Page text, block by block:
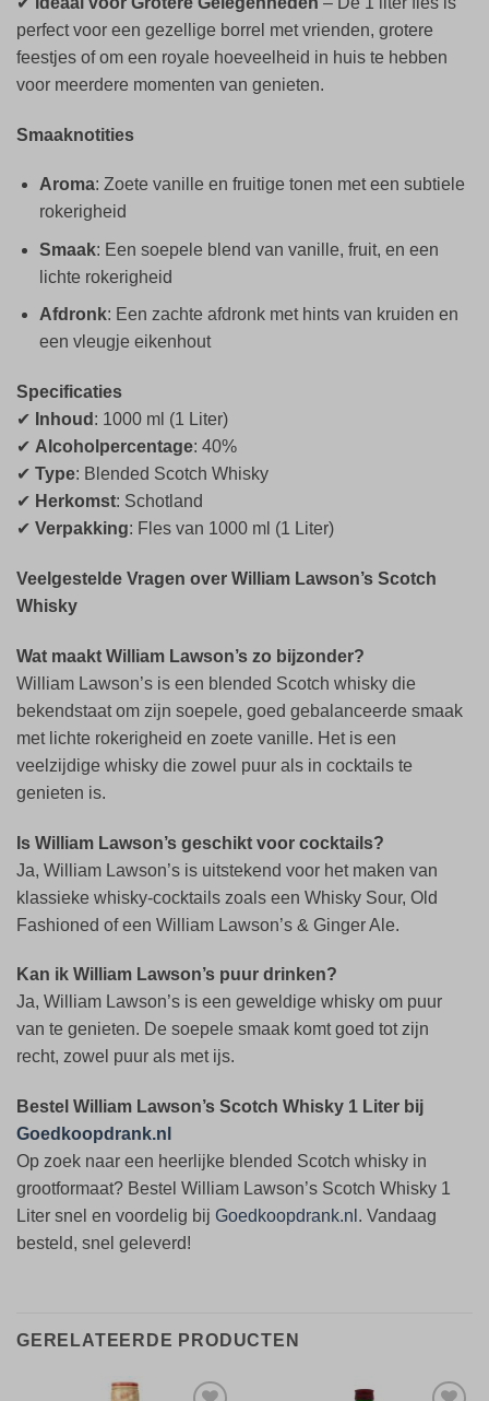
perfect voor een gezellige borrel met vrienden, grotere
feestjes of om een royale hoeveelheid in huis te hebben
voor meerdere momenten van genieten.
Smaaknotities
Aroma: Zoete vanille en fruitige tonen met een subtiele
rokerigheid
Smaak: Een soepele blend van vanille, fruit, en een
lichte rokerigheid
Afdronk: Een zachte afdronk met hints van kruiden en
een vleugje eikenhout
Specificaties
✔ Inhoud : 1000 ml (1 Liter)
✔ Alcoholpercentage: 40%
✔ Type: Blended Scotch Whisky
✔ Herkomst: Schotland
✔ Verpakking: Fles van 1000 ml (1 Liter)
Veelgestelde Vragen over William Lawson’s Scotch
Whisky
Wat maakt William Lawson’s zo bijzonder?
William Lawson’s is een blended Scotch whisky die
bekendstaat om zijn soepele, goed gebalanceerde smaak
met lichte rokerigheid en zoete vanille. Het is een
veelzijdige whisky die zowel puur als in cocktails te
genieten is.
Is William Lawson’s geschikt voor cocktails?
Ja, William Lawson’s is uitstekend voor het maken van
klassieke whisky-cocktails zoals een Whisky Sour, Old
Fashioned of een William Lawson’s & Ginger Ale.
Kan ik William Lawson’s puur drinken?
Ja, William Lawson’s is een geweldige whisky om puur
van te genieten. De soepele smaak komt goed tot zijn
recht, zowel puur als met ijs.
Bestel William Lawson’s Scotch Whisky 1 Liter bij
Goedkoopdrank.nl
Op zoek naar een heerlijke blended Scotch whisky in
grootformaat? Bestel William Lawson’s Scotch Whisky 1
Liter snel en voordelig bij Goedkoopdrank.nl . Vandaag
besteld, snel geleverd!
GERELATEERDE PRODUCTEN